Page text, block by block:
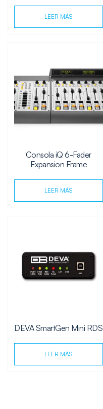
LEER MÁS
Consola iQ 6-Fader
Expansion Frame
LEER MÁS
DEVA SmartGen Mini RDS
LEER MÁS